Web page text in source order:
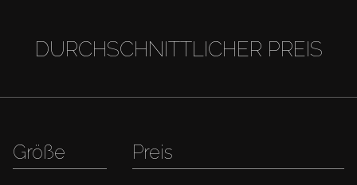
DURCHSCHNITTLICHER PREIS
Größe Preis